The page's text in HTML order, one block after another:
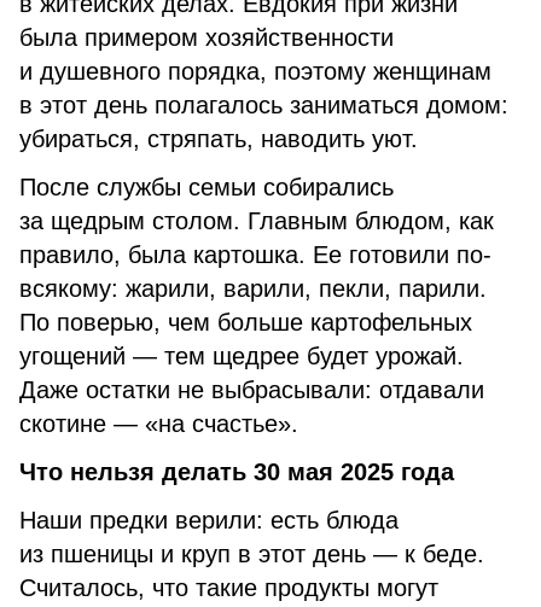
была примером хозяйственности
и душевного порядка, поэтому женщинам
в этот день полагалось заниматься домом:
убираться, стряпать, наводить уют.
После службы семьи собирались
за щедрым столом. Главным блюдом, как
правило, была картошка. Ее готовили по-
всякому: жарили, варили, пекли, парили.
По поверью, чем больше картофельных
угощений — тем щедрее будет урожай.
Даже остатки не выбрасывали: отдавали
скотине — «на счастье».
Что нельзя делать 30 мая 2025 года
Наши предки верили: есть блюда
из пшеницы и круп в этот день — к беде.
Считалось, что такие продукты могут